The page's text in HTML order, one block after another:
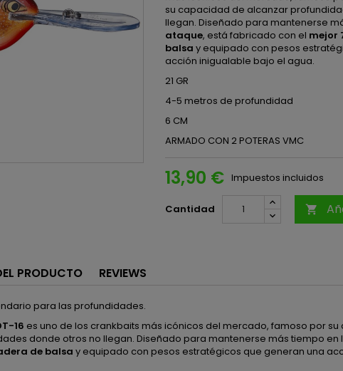
su capacidad de alcanzar
llegan. Diseñado para mantenerse
ataque, está fabricado con el mejor
balsa y equipado con pesos
acción inigualable bajo el agua.
21 GR
4-5 metros de profundidad
6 CM
ARMADO CON 2 POTERAS VMC
13,90 € Impuestos incluidos
Cantidad 
PRODUCTO REVIEWS
para las profundidades.
16 es uno de los crankbaits más icónicos del mercado, famoso por su
donde otros no llegan. Diseñado para mantenerse más tiempo en
de balsa y equipado con pesos estratégicos que generan una